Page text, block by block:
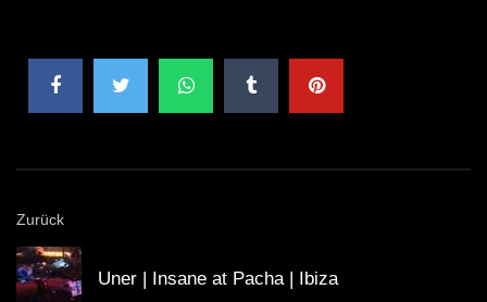
Zurück
Uner | Insane at Pacha | Ibiza